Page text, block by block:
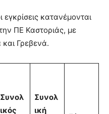
κατανέμονται
ΠΕ Καστοριάς, με
Γρεβενά.
Συνολ
ικός
Συνολ
ική